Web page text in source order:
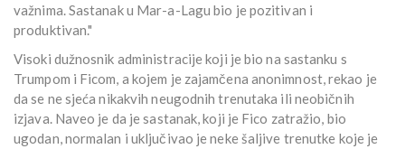
važnima. Sastanak u Mar-a-Lagu bio je pozitivan i
produktivan."
Visoki dužnosnik administracije koji je bio na sastanku s
Trumpom i Ficom, a kojem je zajamčena anonimnost, rekao je
da se ne sjeća nikakvih neugodnih trenutaka ili neobičnih
izjava. Naveo je da je sastanak, koji je Fico zatražio, bio
ugodan, normalan i uključivao je neke šaljive trenutke koje je